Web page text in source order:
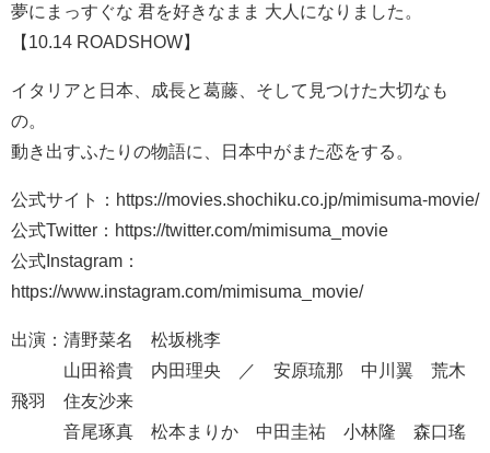
夢にまっすぐな 君を好きなまま 大人になりました。
【10.14 ROADSHOW】
イタリアと日本、成長と葛藤、そして見つけた大切なも
の。
動き出すふたりの物語に、日本中がまた恋をする。
公式サイト：https://movies.shochiku.co.jp/mimisuma-movie/
公式Twitter：https://twitter.com/mimisuma_movie
公式Instagram：
https://www.instagram.com/mimisuma_movie/
出演：清野菜名 松坂桃李
山田裕貴 内田理央 ／ 安原琉那 中川翼 荒木
飛羽 住友沙来
音尾琢真 松本まりか 中田圭祐 小林隆 森口瑤